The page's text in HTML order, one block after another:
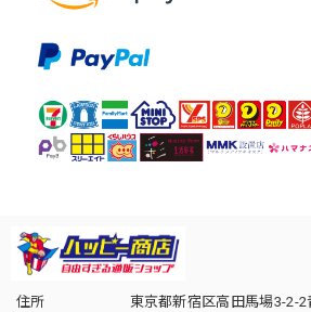
住所
東京都新宿区高田馬場3-2-2